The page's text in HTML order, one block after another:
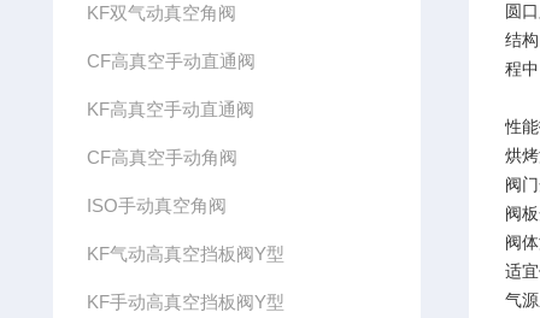
KF双气动真空角阀
CF高真空手动直通阀
KF高真空手动直通阀
CF高真空手动角阀
ISO手动真空角阀
KF气动高真空挡板阀Y型
KF手动高真空挡板阀Y型
圆
结
程
性
烘
阀
阀
阀
适
气